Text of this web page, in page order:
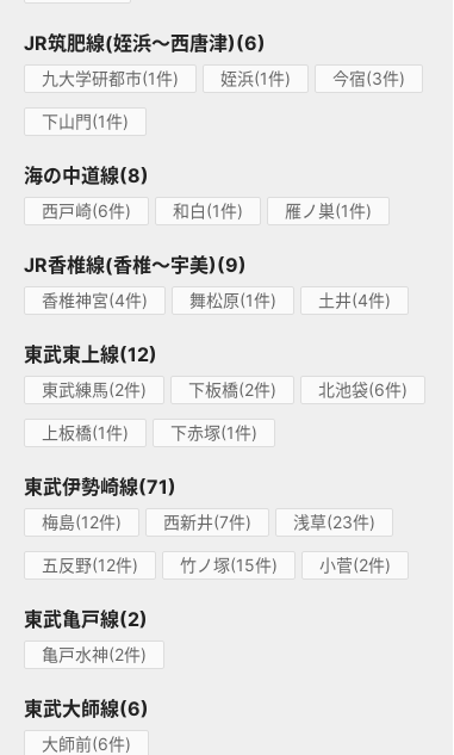
JR筑肥線(姪浜～西唐津)(6)
九大学研都市(1件) 姪浜(1件) 今宿(3件)
下山門(1件)
海の中道線(8)
西戸崎(6件) 和白(1件) 雁ノ巣(1件)
JR香椎線(香椎～宇美)(9)
香椎神宮(4件) 舞松原(1件) 土井(4件)
東武東上線(12)
東武練馬(2件) 下板橋(2件) 北池袋(6件)
上板橋(1件) 下赤塚(1件)
東武伊勢崎線(71)
梅島(12件) 西新井(7件) 浅草(23件)
五反野(12件) 竹ノ塚(15件) 小菅(2件)
東武亀戸線(2)
亀戸水神(2件)
東武大師線(6)
大師前(6件)